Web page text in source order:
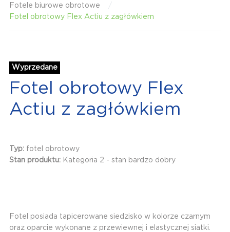
Fotele biurowe obrotowe
Fotel obrotowy Flex Actiu z zagłówkiem
Wyprzedane
Fotel obrotowy Flex
Actiu z zagłówkiem
Typ: fotel obrotowy
Stan produktu: Kategoria 2 - stan bardzo dobry
Fotel posiada tapicerowane siedzisko w kolorze czarnym
oraz oparcie wykonane z przewiewnej i elastycznej siatki.